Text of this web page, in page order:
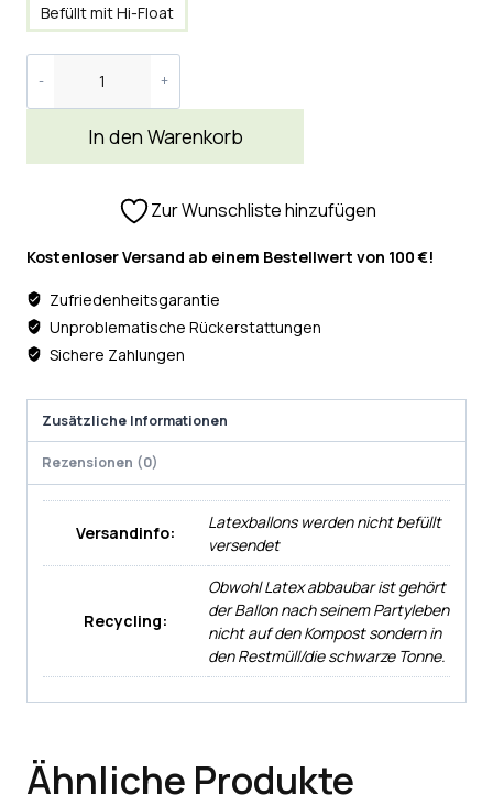
Befüllt mit Hi-Float
In den Warenkorb
Zur Wunschliste hinzufügen
Kostenloser Versand ab einem Bestellwert von 100 €!
Zufriedenheitsgarantie
Unproblematische Rückerstattungen
Sichere Zahlungen
Zusätzliche Informationen
Rezensionen (0)
Versandinfo:
Latexballons werden nicht befüllt
versendet
Recycling:
Obwohl Latex abbaubar ist gehört
der Ballon nach seinem Partyleben
nicht auf den Kompost sondern in
den Restmüll/die schwarze Tonne.
Ähnliche Produkte